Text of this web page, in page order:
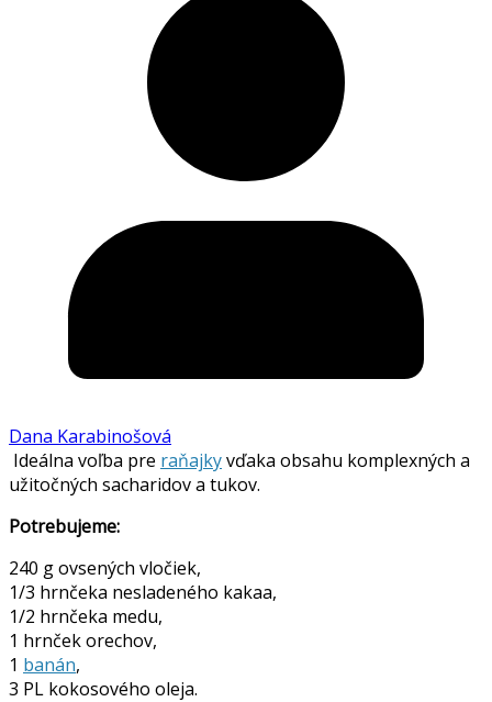
Dana Karabinošová
Ideálna voľba pre raňajkyvďaka obsahu komplexných a
užitočných sacharidov a tukov.
Potrebujeme:
240 g ovsených vločiek,
1/3 hrnčeka nesladeného kakaa,
1/2 hrnčeka medu,
1 hrnček orechov,
1 banán,
3 PL kokosového oleja.